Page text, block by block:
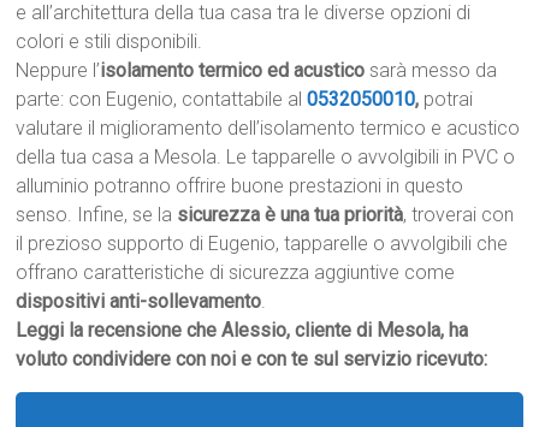
e all’architettura della tua casa tra le diverse opzioni di
colori e stili disponibili.
Neppure l’isolamento termico ed acustico sarà messo da
parte: con Eugenio, contattabile al0532050010, potrai
valutare il miglioramento dell’isolamento termico e acustico
della tua casa a Mesola. Le tapparelle o avvolgibili in PVC o
alluminio potranno offrire buone prestazioni in questo
senso. Infine, se la sicurezza è una tua priorità, troverai con
il prezioso supporto di Eugenio, tapparelle o avvolgibili che
offrano caratteristiche di sicurezza aggiuntive come
dispositivi anti-sollevamento.
Leggi la recensione che Alessio, cliente di Mesola, ha
voluto condividere con noi e con te sul servizio ricevuto: